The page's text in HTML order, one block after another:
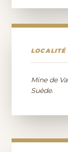
LOCALITÉ
Mine de
Suède.